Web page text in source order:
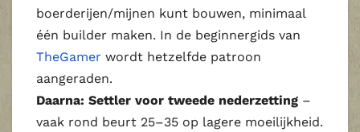
boerderijen/mijnen kunt bouwen, minimaal
één builder maken. In de beginnergids van
TheGamer wordt hetzelfde patroon
aangeraden.
Daarna: Settler voor tweede nederzetting –
vaak rond beurt 25–35 op lagere moeilijkheid.